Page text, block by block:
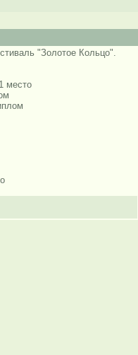
"Золотое Кольцо".
- 1 место